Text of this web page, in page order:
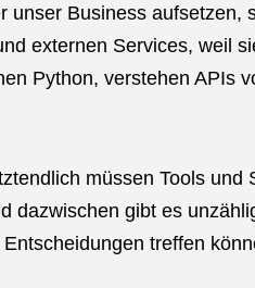
Business
externen Services, weil
Python, verstehen APIs
müssen Tools
dazwischen gibt es
treffen